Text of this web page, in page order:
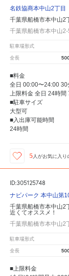
名鉄協商本中山2丁目
千葉県船橋市本中山2
千葉県船橋市本中山2-
駐車場形式
全長
■料金
全日 00:00〜24:00 30
上限料金 全日 24時
■駐車サイズ
大型可
■入出庫可能時間
24時間
5 人がお気に入り
ID:305125748
ナビパーク 本中山第
千葉県船橋市本中山2
近くてオススメ！
千葉県船橋市本中山2
駐車場形式
全長
■上限料金